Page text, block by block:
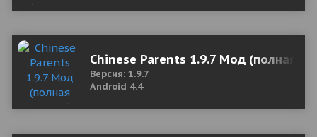
Chinese Parents 1.9.7 Мод (полная
Версия: 1.9.7
Android 4.4